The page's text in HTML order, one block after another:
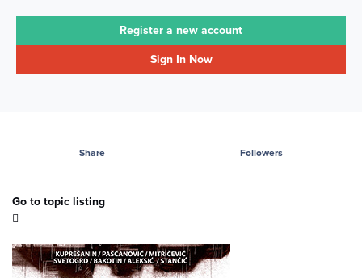
Register a new account
Sign In Now
Share Followers
Go to topic listing